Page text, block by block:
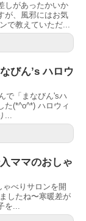
しがあったかいか
が、風邪にはお気
で教えていただ...
びん’s ハロウ
で「まなびん'sハ
た(*^o^*) ハロウィ
...
ママのおしゃ
べりサロンを開
したね〜寒暖差が
を...